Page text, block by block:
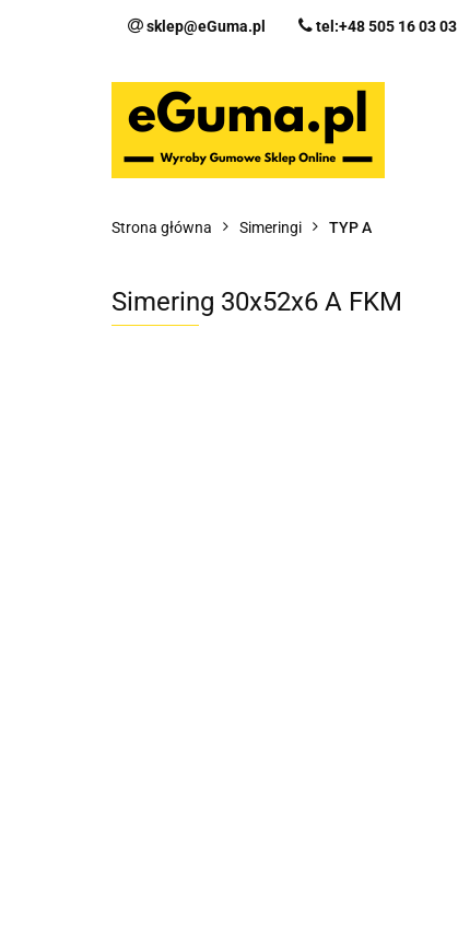
sklep@eGuma.pl tel:+48 505 16 03 03
Kategorie
Strona główna Simeringi TYP A
Simering 30x52x6 A FKM